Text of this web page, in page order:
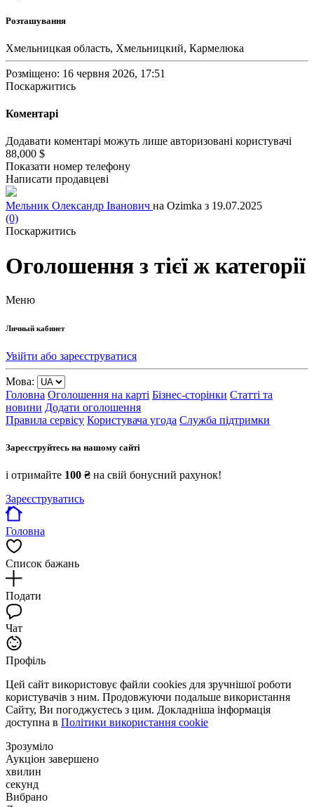
Розташування
Хмельницкая область, Хмельницкий, Кармелюка
Розміщено: 16 червня 2026, 17:51
Поскаржитись
Коментарі
Додавати коментарі можуть лише авторизовані користувачі
88,000 $
Показати номер телефону
Написати продавцеві
Мельник Олександр Іванович на Ozimka з 19.07.2025
(0)
Поскаржитись
Оголошення з тієї ж категорії
Меню
Личный кабинет
Увійти або зареєструватися
Мова:
Головна Оголошення на карті Бізнес-сторінки Статті та
новини Додати оголошення
Правила сервісу Користувача угода Служба підтримки
Зареєструйтесь на нашому сайті
і отримайте 100 ₴ на свій бонусний рахунок!
Зареєструватись
Головна
Список бажань
Подати
Чат
Профіль
Цей сайт використовує файли cookies для зручнішої роботи
користувачів з ним. Продовжуючи подальше використання
Сайту, Ви погоджуєтесь з цим. Докладніша інформація
доступна в Політики використання cookie
Зрозуміло
Аукціон завершено
хвилин
секунд
Вибрано